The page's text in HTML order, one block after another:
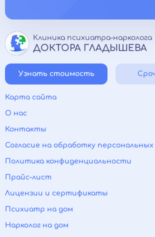
Клиника психиатра-нарколога
ДОКТОРА ГЛАДЫШЕВА
Узнать стоимость
Карта сайта
О нас
Контакты
Согласие на обработку
Политика конфиденциальности
Прайс-лист
Лицензии и сертификаты
Психиатр на дом
Нарколог на дом